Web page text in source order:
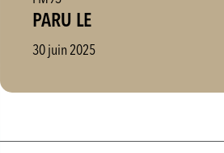
PARU LE
30 juin 2025